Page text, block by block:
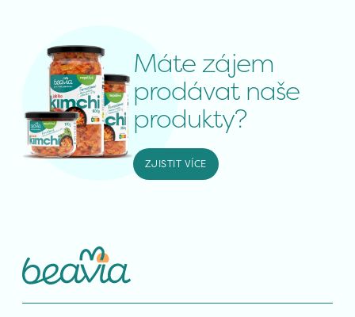
Máte zájem
prodávat naše
produkty?
ZJISTIT VÍCE